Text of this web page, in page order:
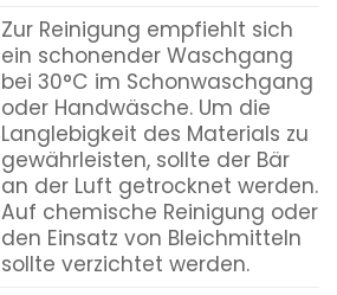
Zur Reinigung empfiehlt sich
ein schonender Waschgang
bei 30°C im Schonwaschgang
oder Handwäsche. Um die
Langlebigkeit des Materials zu
gewährleisten, sollte der Bär
an der Luft getrocknet werden.
Auf chemische Reinigung oder
den Einsatz von Bleichmitteln
sollte verzichtet werden.